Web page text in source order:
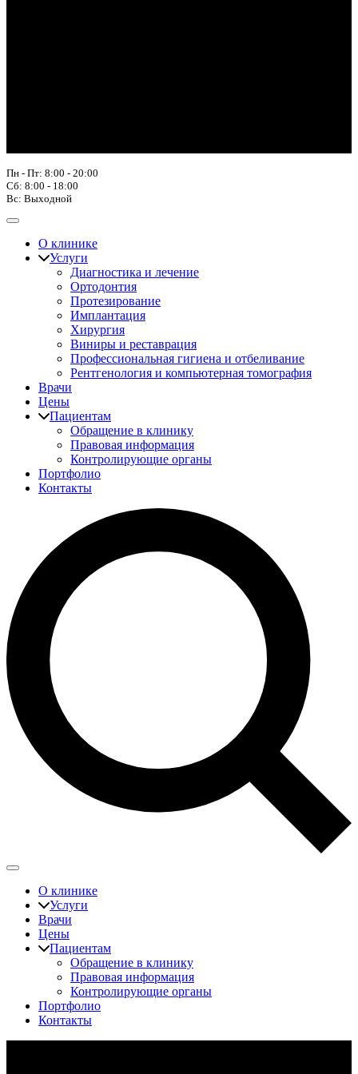
Пн - Пт: 8:00 - 20:00
Сб: 8:00 - 18:00
Вс: Выходной
О клинике
Услуги
Диагностика и лечение
Ортодонтия
Протезирование
Имплантация
Хирургия
Виниры и реставрация
Профессиональная гигиена и отбеливание
Рентгенология и компьютерная томография
Врачи
Цены
Пациентам
Обращение в клинику
Правовая информация
Контролирующие органы
Портфолио
Контакты
О клинике
Услуги
Врачи
Цены
Пациентам
Обращение в клинику
Правовая информация
Контролирующие органы
Портфолио
Контакты